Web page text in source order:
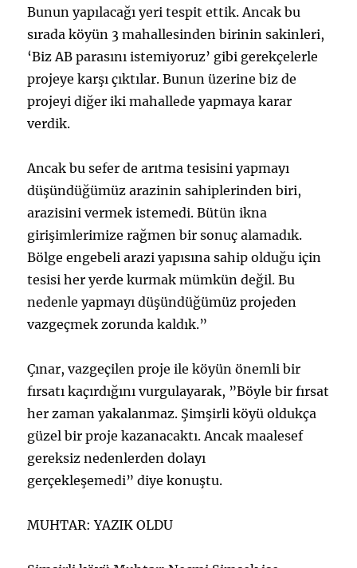
Bunun yapılacağı yeri tespit ettik. Ancak bu
sırada köyün 3 mahallesinden birinin sakinleri,
‘Biz AB parasını istemiyoruz’ gibi gerekçelerle
projeye karşı çıktılar. Bunun üzerine biz de
projeyi diğer iki mahallede yapmaya karar
verdik.
Ancak bu sefer de arıtma tesisini yapmayı
düşündüğümüz arazinin sahiplerinden biri,
arazisini vermek istemedi. Bütün ikna
girişimlerimize rağmen bir sonuç alamadık.
Bölge engebeli arazi yapısına sahip olduğu için
tesisi her yerde kurmak mümkün değil. Bu
nedenle yapmayı düşündüğümüz projeden
vazgeçmek zorunda kaldık.”
Çınar, vazgeçilen proje ile köyün önemli bir
fırsatı kaçırdığını vurgulayarak, ”Böyle bir fırsat
her zaman yakalanmaz. Şimşirli köyü oldukça
güzel bir proje kazanacaktı. Ancak maalesef
gereksiz nedenlerden dolayı
gerçekleşemedi” diye konuştu.
MUHTAR: YAZIK OLDU